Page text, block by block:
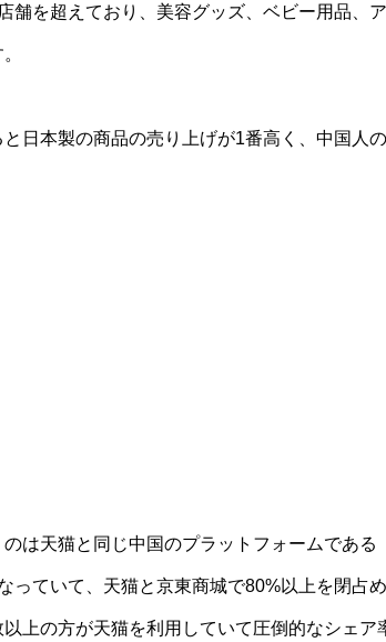
舗を超えており、美容グッズ、ベビー用品、
日本製の商品の売り上げが1番高く、中国人
は天猫と同じ中国のプラットフォームである
っていて、天猫と京東商城で80%以上を閉占
上の方が天猫を利用していて圧倒的なシェア